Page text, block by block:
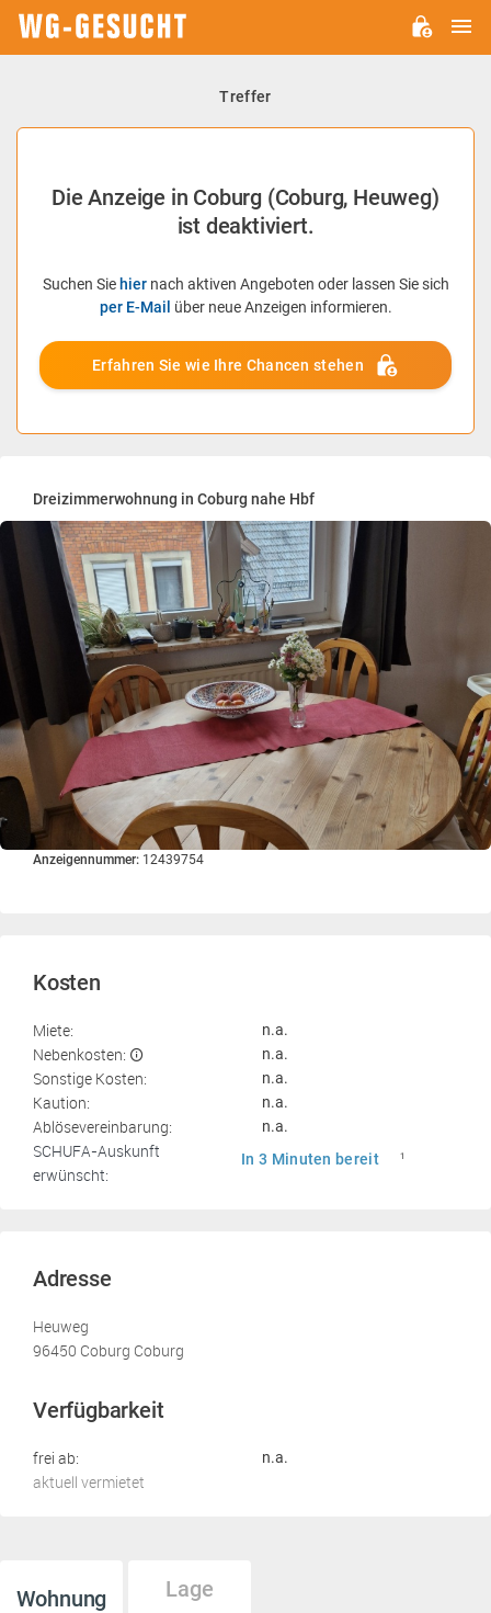
Treffer
Die Anzeige in Coburg (Coburg, Heuweg)
ist deaktiviert.
Suchen Sie hiernach aktiven Angeboten oder lassen Sie sich
per E-Mail über neue Anzeigen informieren.
Erfahren Sie wie Ihre Chancen stehen
Dreizimmerwohnung in Coburg nahe Hbf
Anzeigennummer: 12439754
Kosten
Miete: n.a.
Nebenkosten: n.a.
Sonstige Kosten: n.a.
Kaution: n.a.
Ablösevereinbarung: n.a.
SCHUFA-Auskunft
erwünscht:
In 3 Minuten bereit 1
Adresse
Heuweg
96450 Coburg Coburg
Verfügbarkeit
frei ab: n.a.
aktuell vermietet
Wohnung Lage